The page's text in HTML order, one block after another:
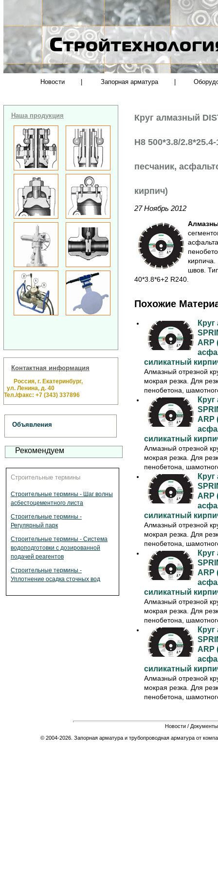
Новости Запорная арматура
Наша продукция
Контактная информация
Россия, г. Екатеринбург,
ул. Ленина, д. 40
Тел./факс: +7 (343) 337896
Объявления
Рекомендуем
Строительные термины
Строительные термины - Шаг волны
асбестоцементного листа
Строительные термины -
Регулярный парк
Строительные термины - Система
водоподготовки с дозированной
подачей реагентов
Строительные термины -
Уплотнение осадка сточных вод
Круг алмазный
H8 500*3.8/
песчаник,
кирпич)
27 Ноябрь 2012
кирпича.
швов.
40*3.8*6+2 R240.
Похожие
ARP
силикатный
Алмазный отрезной
мокрая резка. Для
пенобетона,
ARP
силикатный
Алмазный отрезной
мокрая резка. Для
пенобетона,
ARP
силикатный
Алмазный отрезной
мокрая резка. Для
пенобетона,
ARP
силикатный
Алмазный отрезной
мокрая резка. Для
пенобетона,
ARP
силикатный
Алмазный отрезной
мокрая резка. Для
пенобетона,
Новости / Документы
© 2004-2026. Запорная арматура и трубопроводная арматура от